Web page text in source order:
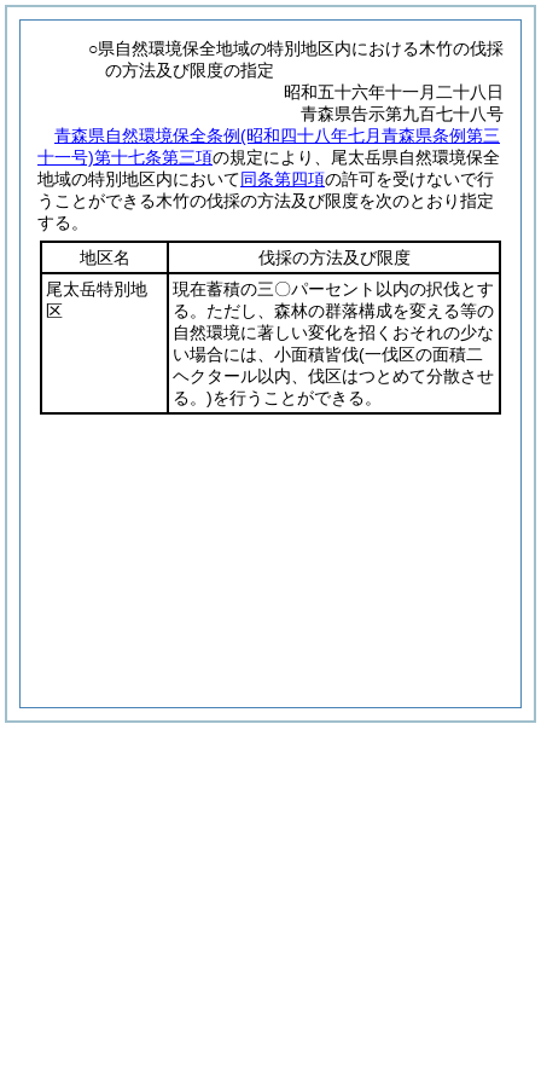
○県自然環境保全地域の特別地区内における木竹の伐採
の方法及び限度の指定
昭和五十六年十一月二十八日
青森県告示第九百七十八号
青森県自然環境保全条例(昭和四十八年七月青森県条例第三
十一号)第十七条第三項の規定により、尾太岳県自然環境保全
地域の特別地区内において同条第四項の許可を受けないで行
うことができる木竹の伐採の方法及び限度を次のとおり指定
する。
地区名
伐採の方法及び限度
尾太岳特別地
区
現在蓄積の三〇パーセント以内の択伐とす
る。ただし、森林の群落構成を変える等の
自然環境に著しい変化を招くおそれの少な
い場合には、小面積皆伐(一伐区の面積二
ヘクタール以内、伐区はつとめて分散させ
る。)を行うことができる。